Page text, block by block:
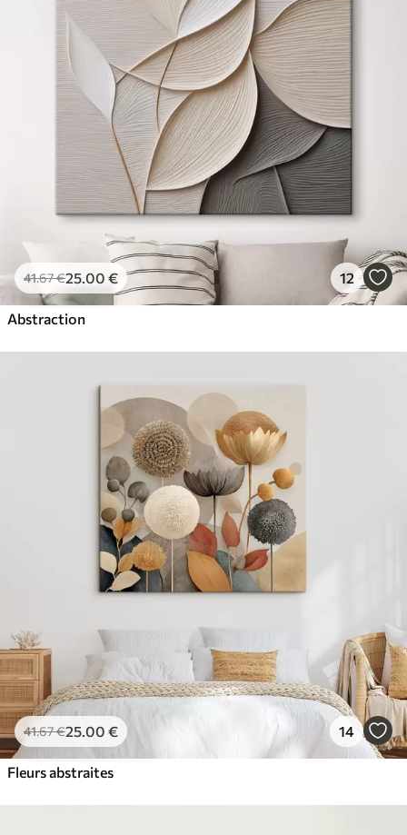
41.67€25.00 € 12
Abstraction
41.67€25.00 € 14
Fleurs abstraites